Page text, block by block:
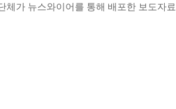
체가 뉴스와이어를 통해 배포한 보도자